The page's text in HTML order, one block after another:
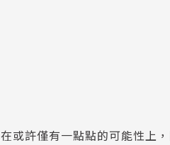
或許僅有一點點的可能性上